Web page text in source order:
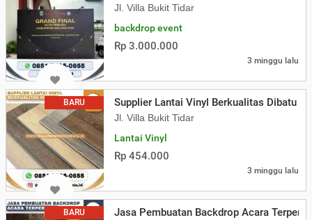
Jl. Villa Bukit Tidar
backdrop event
Rp 3.000.000
3 minggu lalu
BARU Supplier Lantai Vinyl Berkualitas Dibatu
Jl. Villa Bukit Tidar
Lantai Vinyl
Rp 454.000
3 minggu lalu
BARU Jasa Pembuatan Backdrop Acara